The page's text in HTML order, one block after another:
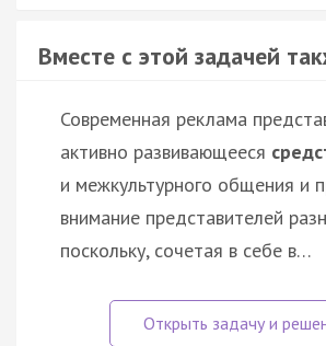
Вместе с этой задачей
Современная реклама
активно развивающееся
и межкультурного общения и
внимание представителей
поскольку, сочетая в себе в…